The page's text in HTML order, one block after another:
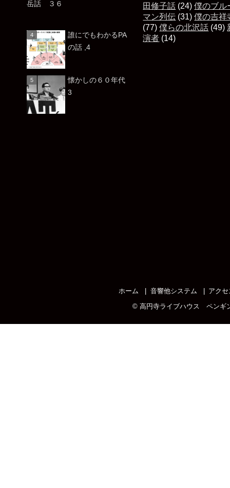
誰にでもわかるPA
の話 ,4
懐かしの６０年代
3
田修子話 (24)僕のブル
マン列伝 (31)僕の吉祥
(77)僕らの北沢話 (49)
演者 (14)
ホーム 音響他システム
アクセ
© 高円寺ライブハウス ペンギ